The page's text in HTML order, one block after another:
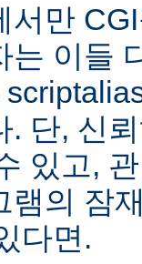
서만
는 이들
. 단, 신
있고,
램의 잠
다면.